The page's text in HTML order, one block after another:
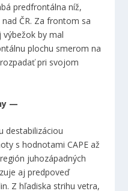
predfrontálna níž,
ČR. Za frontom sa
by mal
plochu smerom na
pri svojom
—
destabilizáciou
s hodnotami CAPE až
juhozápadných
aj predpoveď
Z hľadiska strihu vetra,